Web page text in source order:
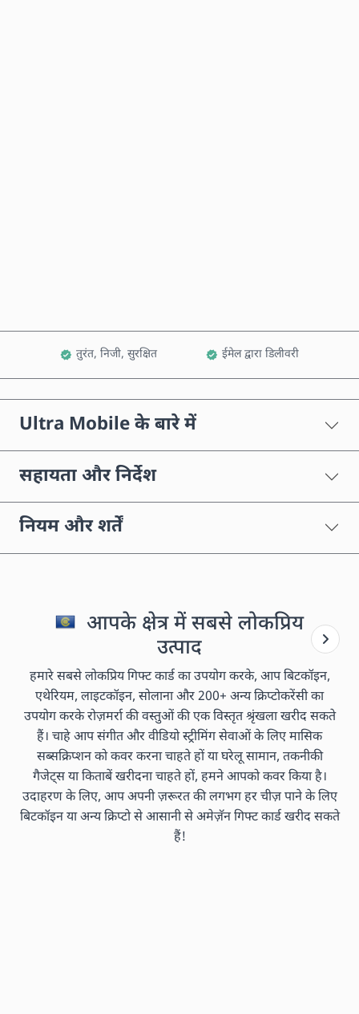
तुरंत, निजी, सुरक्षित ईमेल द्वारा डिलीवरी
Ultra Mobile के बारे में
सहायता और निर्देश
नियम और शर्तें
आपके क्षेत्र में सबसे लोकप्रिय
उत्पाद
हमारे सबसे लोकप्रिय गिफ्ट कार्ड का उपयोग करके, आप बिटकॉइन,
एथेरियम, लाइटकॉइन, सोलाना और 200+ अन्य क्रिप्टोकरेंसी का
उपयोग करके रोज़मर्रा की वस्तुओं की एक विस्तृत श्रृंखला खरीद सकते
हैं। चाहे आप संगीत और वीडियो स्ट्रीमिंग सेवाओं के लिए मासिक
सब्सक्रिप्शन को कवर करना चाहते हों या घरेलू सामान, तकनीकी
गैजेट्स या किताबें खरीदना चाहते हों, हमने आपको कवर किया है।
उदाहरण के लिए, आप अपनी ज़रूरत की लगभग हर चीज़ पाने के लिए
बिटकॉइन या अन्य क्रिप्टो से आसानी से अमेज़ॅन गिफ्ट कार्ड खरीद सकते
हैं!